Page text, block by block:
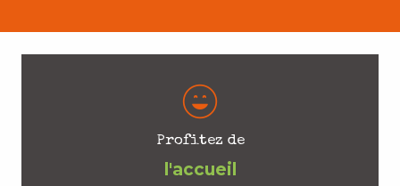
Profitez de
l'accueil